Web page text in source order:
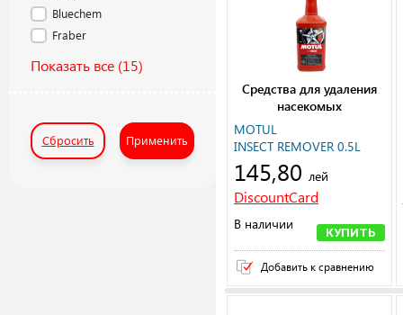
Bluechem
Fraber
Показать все (15)
Сбросить Применить
Средства для удаления
насекомых
MOTUL
INSECT REMOVER 0.5L
145,80 лей
DiscountCard
В наличии
КУПИТЬ
Добавить к сравнению